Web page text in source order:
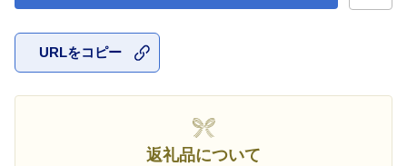
URLをコピー
返礼品について